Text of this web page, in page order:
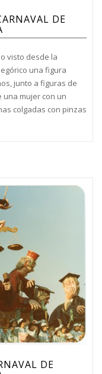
DE
visto desde la
una figura
junto a figuras de
una mujer con un
colgadas con pinzas
DE